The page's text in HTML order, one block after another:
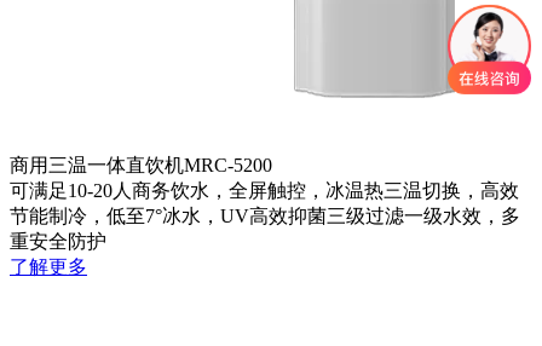
商用三温一体直饮机MRC-5200
可满足10-20人商务饮水，全屏触控，冰温热三温切换，高效
节能制冷，低至7°冰水，UV高效抑菌三级过滤一级水效，多
重安全防护
了解更多